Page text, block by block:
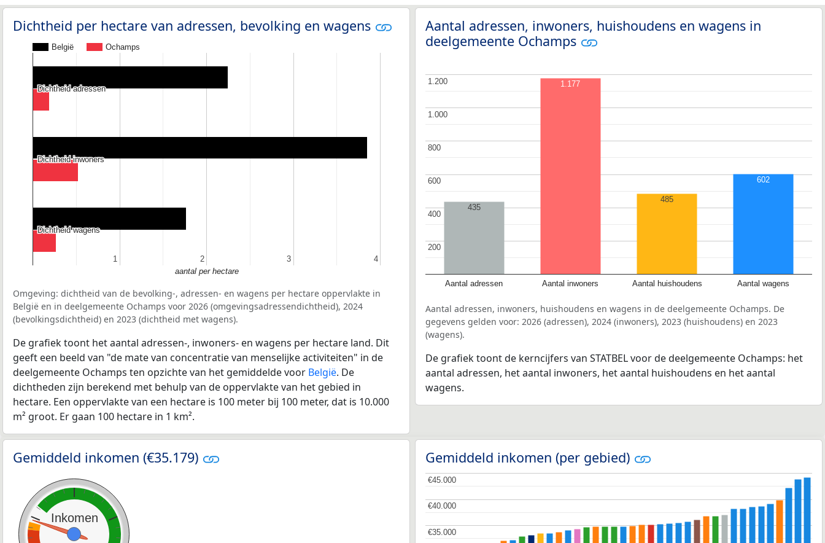
Dichtheid per hectare van adressen, bevolking en wagens
België Ochamps
11 2
2 3
3 4
4
Dichtheid adressen
Dichtheid adressen
Dichtheid inwoners
Dichtheid inwoners
Dichtheid wagens
Dichtheid wagens
aantal per hectare
Omgeving: dichtheid van de bevolking-, adressen- en wagens per hectare oppervlakte in
België en in deelgemeente Ochamps voor 2026 (omgevingsadressendichtheid), 2024
(bevolkingsdichtheid) en 2023 (dichtheid met wagens).
De grafiek toont het aantal adressen-, inwoners- en wagens per hectare land. Dit
geeft een beeld van "de mate van concentratie van menselijke activiteiten" in de
deelgemeente Ochamps ten opzichte van het gemiddelde voor België. De
dichtheden zijn berekend met behulp van de oppervlakte van het gebied in
hectare. Een oppervlakte van een hectare is 100 meter bij 100 meter, dat is 10.000
m² groot. Er gaan 100 hectare in 1 km².
Aantal adressen, inwoners, huishoudens en wagens in
deelgemeente Ochamps
Aantal adressen Aantal inwoners Aantal huishoudens Aantal wagens
200
200
400
400
600
600
800
800
1.000
1.000
1.200
1.200
435
1.177
485
602
Aantal adressen, inwoners, huishoudens en wagens in de deelgemeente Ochamps. De
gegevens gelden voor: 2026 (adressen), 2024 (inwoners), 2023 (huishoudens) en 2023
(wagens).
De grafiek toont de kerncijfers van STATBEL voor de deelgemeente Ochamps: het
aantal adressen, het aantal inwoners, het aantal huishoudens en het aantal
wagens.
Gemiddeld inkomen (€35.179)
Inkomen
Gemiddeld inkomen (per gebied)
€35.000
€35.000
€40.000
€40.000
€45.000
€45.000